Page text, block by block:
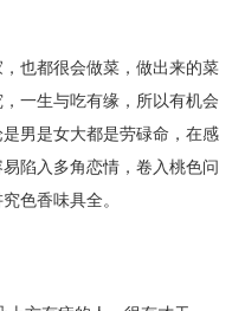
也都很会做菜，做出来的菜
一生与吃有缘，所以有机会
男是女大都是劳碌命，在感
陷入多角恋情，卷入桃色问
色香味具全。